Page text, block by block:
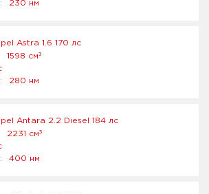
230 нм
Astra 1.6 170 лс
1598 см³
280 нм
Antara 2.2 Diesel 184 лс
2231 см³
400 нм